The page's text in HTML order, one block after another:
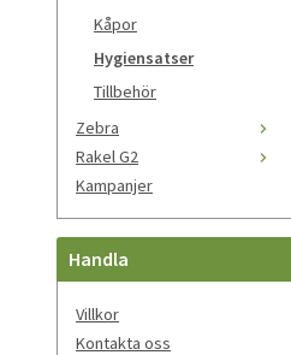
Kåpor
Hygiensatser
Tillbehör
Zebra
Rakel G2
Kampanjer
Handla
Villkor
Kontakta oss